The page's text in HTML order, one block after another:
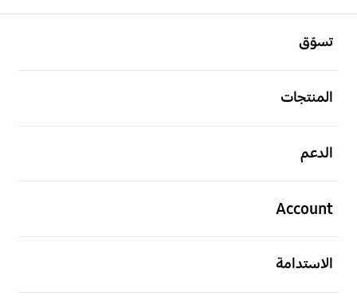
تسوّق
المنتجات
الدعم
Account
الاستدامة